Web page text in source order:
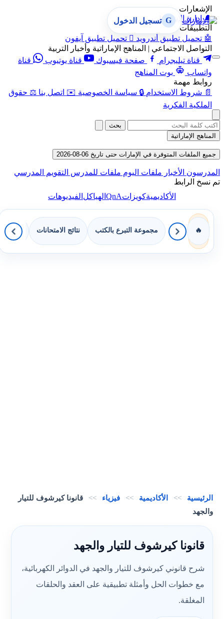
الإشعارات
🔔 إدارة الإشعارات
التطبيقات
🤖 تحميل تطبيق أندرويد  تحميل تطبيق آيفون
التواصل الاجتماعي | المناهج الإماراتية وأخبار التربية
قناة تيليجرام
صفحة فيسبوك قناة يوتيوب
قناة
واتساب
بوت المناهج
روابط مهمة
📄 شروط الاستخدام 🔒 سياسة الخصوصية ✉️ اتصل بنا ⚖️ حقوق
الملكية الفكرية
G تسجيل الدخول
بحث
المناهج الإماراتية
جميع الملفات المتوفرة في الإمارات حتى تاريخ 06-08-2026
المدرسون الأخبار ملفات اليوم ملفات للمدرس التقويم المدرسي
تم نسخ الرابط
الأكاديميةكويزاتQnAالهياكلالفيديوهات
🔥 مجموعة التبرع بالكتب نتائج الامتحانات
الرئيسية >> الأكاديمية >> فيزياء >>
قانونا كيرشوف للتيار
والجهد
قانونا كيرشوف للتيار والجهد
شرح قانوني كيرشوف للتيار والجهد في الدوائر الكهربائية،
مع خطوات الحل وأمثلة تطبيقية على العقد والحلقات
المغلقة.